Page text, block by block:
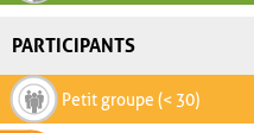
PARTICIPANTS
Petit groupe (< 30)